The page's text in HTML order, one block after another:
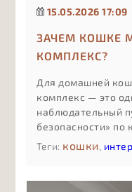
15.05.2026 17:09
ЗАЧЕМ КОШКЕ
КОМПЛЕКС?
Для домашней
комплекс — это
наблюдательный
безопасности» по
разбираем, чем
обычной
конфликты
Теги: кошки,